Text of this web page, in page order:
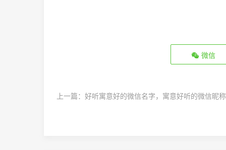
微信
上一篇： 好听寓意好的微信名字，寓意好听的微信昵称